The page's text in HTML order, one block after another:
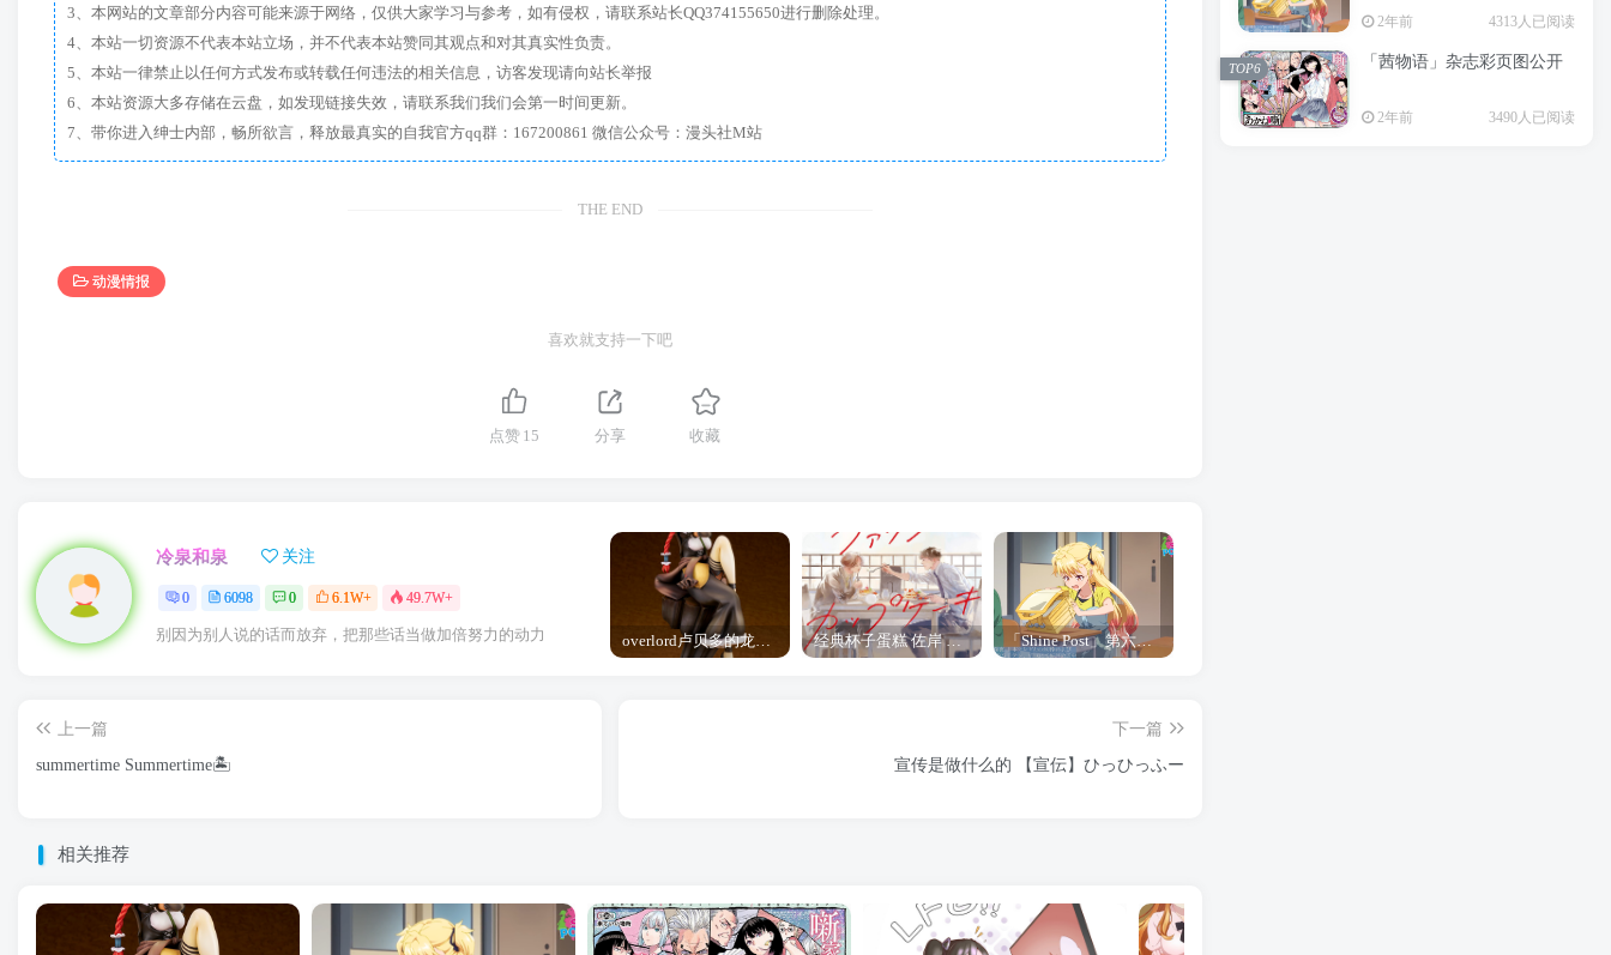
3、本网站的文章部分内容可能来源于网络，仅供大家学习与参考，如有侵权，请联系站长QQ374155650进行删除处理。
4、本站一切资源不代表本站立场，并不代表本站赞同其观点和对其真实性负责。
5、本站一律禁止以任何方式发布或转载任何违法的相关信息，访客发现请向站长举报
6、本站资源大多存储在云盘，如发现链接失效，请联系我们我们会第一时间更新。
7、带你进入绅士内部，畅所欲言，释放最真实的自我官方qq群：167200861 微信公众号：漫头社M站
THE END
动漫情报
喜欢就支持一下吧
点赞 15 分享 收藏
冷泉和泉 关注
0 6098 0 6.1W+ 49.7W+
别因为别人说的话而放弃，把那些话当做加倍努力的动力 overlord卢贝多的龙王谁厉害 「Overlord」露普斯蕾琪娜·贝塔手办开订 经典杯子蛋糕 佐岸 漫画「经典杯子蛋糕」宣布真人日剧化 「Shine Post」第六话ED主题曲「Yellow Rose」无字幕MV公开
上一篇
summertime Summertime🏝️
下一篇
宣传是做什么的 【宣伝】ひっひっふー
相关推荐
公开
2年前 4313人已阅读
「茜物语」杂志彩页图公开
2年前 3490人已阅读
TOP6
APP下载
2年前 5058人已阅读
TOP3
经典杯子蛋糕 佐岸 漫画「经
典杯子蛋糕」宣布真人日剧
TOP4